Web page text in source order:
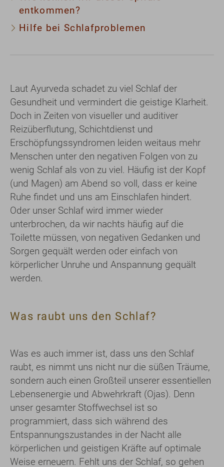
entkommen?
Hilfe bei Schlafproblemen
Laut Ayurveda schadet zu viel Schlaf der
Gesundheit und vermindert die geistige Klarheit.
Doch in Zeiten von visueller und auditiver
Reizüberflutung, Schichtdienst und
Erschöpfungssyndromen leiden weitaus mehr
Menschen unter den negativen Folgen von zu
wenig Schlaf als von zu viel. Häufig ist der Kopf
(und Magen) am Abend so voll, dass er keine
Ruhe findet und uns am Einschlafen hindert.
Oder unser Schlaf wird immer wieder
unterbrochen, da wir nachts häufig auf die
Toilette müssen, von negativen Gedanken und
Sorgen gequält werden oder einfach von
körperlicher Unruhe und Anspannung gequält
werden.
Was raubt uns den Schlaf?
Was es auch immer ist, dass uns den Schlaf
raubt, es nimmt uns nicht nur die süßen Träume,
sondern auch einen Großteil unserer essentiellen
Lebensenergie und Abwehrkraft (Ojas). Denn
unser gesamter Stoffwechsel ist so
programmiert, dass sich während des
Entspannungszustandes in der Nacht alle
körperlichen und geistigen Kräfte auf optimale
Weise erneuern. Fehlt uns der Schlaf, so gehen